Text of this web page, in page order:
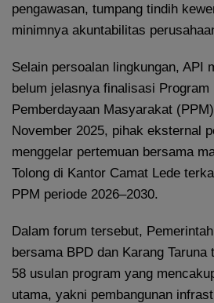
pengawasan, tumpang tindih
minimnya akuntabilitas
Selain persoalan lingkungan, API
belum jelasnya finalisasi Program
Pemberdayaan Masyarakat
November 2025, pihak eksternal
menggelar pertemuan bersama
Tolong di Kantor Camat Lede
PPM periode 2026–2030.
Dalam forum tersebut,
bersama BPD dan Karang Taruna
58 usulan program yang
utama, yakni pembangunan